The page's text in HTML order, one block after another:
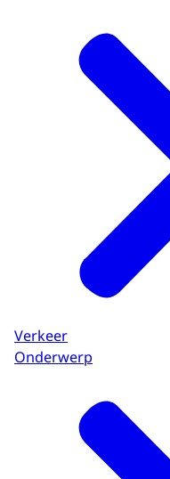
Verkeer
Onderwerp